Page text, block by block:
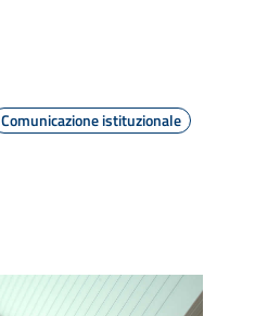
Comunicazione istituzionale